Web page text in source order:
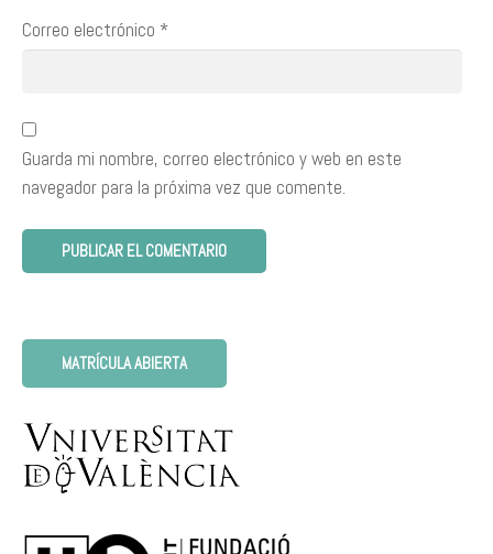
Correo electrónico *
Guarda mi nombre, correo electrónico y web en este
navegador para la próxima vez que comente.
MATRÍCULA ABIERTA